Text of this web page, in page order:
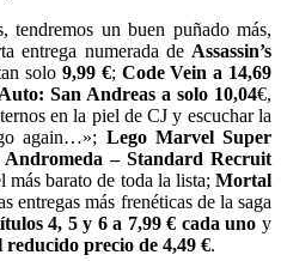
tendremos un buen puñado más,
entrega numerada de Assassin’s
solo9,99 €; Code Vein a 14,69
San Andreas a solo 10,04€,
en la piel de CJ y escuchar la
again…»; Lego Marvel Super
Andromeda – Standard Recruit
más barato de toda la lista; Mortal
entregas más frenéticas de la saga
4, 5 y 6 a 7,99 € cada uno y
precio de 4,49 €.